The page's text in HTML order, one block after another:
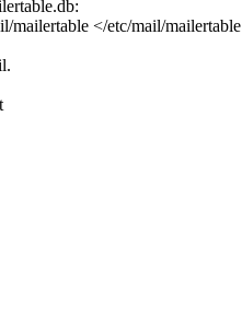
mailertable </etc/mail/mailertable